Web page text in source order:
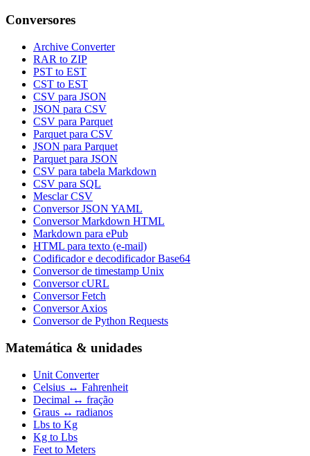
Conversores
Archive Converter
RAR to ZIP
PST to EST
CST to EST
CSV para JSON
JSON para CSV
CSV para Parquet
Parquet para CSV
JSON para Parquet
Parquet para JSON
CSV para tabela Markdown
CSV para SQL
Mesclar CSV
Conversor JSON YAML
Conversor Markdown HTML
Markdown para ePub
HTML para texto (e-mail)
Codificador e decodificador Base64
Conversor de timestamp Unix
Conversor cURL
Conversor Fetch
Conversor Axios
Conversor de Python Requests
Matemática & unidades
Unit Converter
Celsius ↔ Fahrenheit
Decimal ↔ fração
Graus ↔ radianos
Lbs to Kg
Kg to Lbs
Feet to Meters